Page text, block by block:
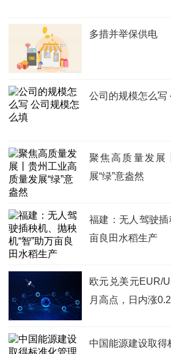
多措并举保供电
公司的规模怎么写
聚焦高质量发展
展“绿”意盎然
福建：无人驾驶插
亩良田水稻生产
欧元兑美元EUR/
月高点，日内涨
中国能源建设取得